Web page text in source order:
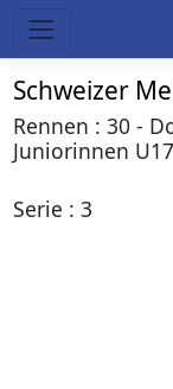
Schweizer
Rennen : 30 -
Juniorinnen
Serie : 3